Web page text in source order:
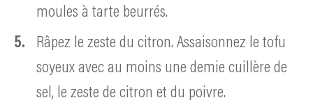
moules à tarte beurrés.
Râpez le zeste du citron. Assaisonnez le tofu
soyeux avec au moins une demie cuillère de
sel, le zeste de citron et du poivre.